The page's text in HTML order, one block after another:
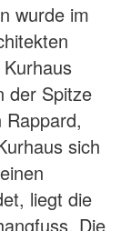
wurde im
der Spitze
sich
liegt die
Die